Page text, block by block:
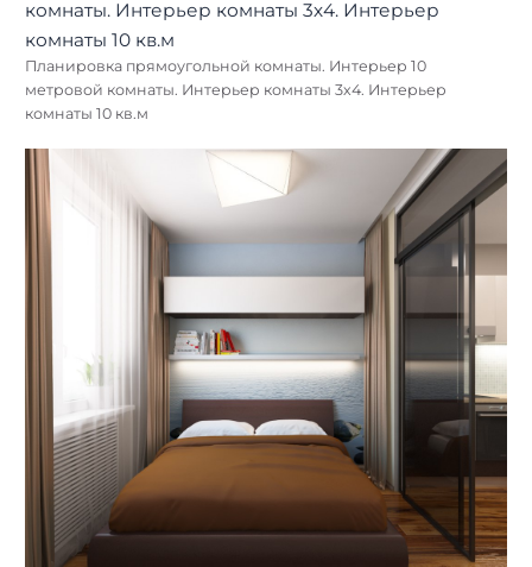
Планировка прямоугольной комнаты. Интерьер 10
метровой комнаты. Интерьер комнаты 3х4. Интерьер
комнаты 10 кв.м